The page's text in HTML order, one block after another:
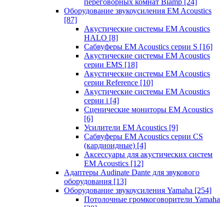
переговорных комнат Biamp [24]
Оборудование звукоусиления EM Acoustics
[87]
Акустические системы EM Acoustics
HALO [8]
Сабвуферы EM Acoustics серии S [16]
Акустические системы EM Acoustics
серии EMS [18]
Акустические системы EM Acoustics
серии Reference [10]
Акустические системы EM Acoustics
серии i [4]
Сценические мониторы EM Acoustics
[6]
Усилители EM Acoustics [9]
Сабвуферы EM Acoustics серии CS
(кардиоидные) [4]
Аксессуары для акустических систем
EM Acoustics [12]
Адаптеры Audinate Dante для звукового
оборудования [13]
Оборудование звукоусиления Yamaha [254]
Потолочные громкоговорители Yamaha